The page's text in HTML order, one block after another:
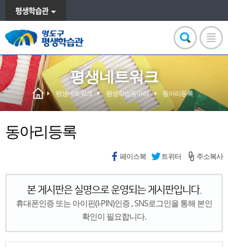
평생학습관
평생네트워크
평생네트워크 평생학습동아리 동아리등록
동아리등록
페이스북 트위터 주소복사
본 게시판은 실명으로 운영되는 게시판입니다.
휴대폰인증 또는 아이핀(I-PIN)인증 , SNS로그인을 통해 본인
확인이 필요합니다.